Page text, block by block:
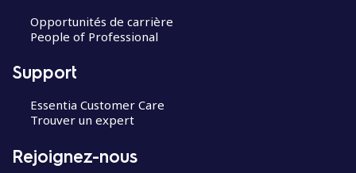
Opportunités de carrière
People of Professional
Support
Essentia Customer Care
Trouver un expert
Rejoignez-nous